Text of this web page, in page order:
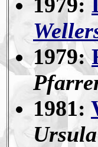
1979:
1981: